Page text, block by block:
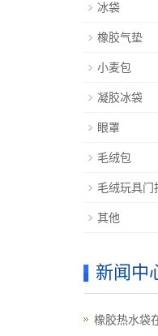
冰袋
橡胶气垫
小麦包
凝胶冰袋
眼罩
毛绒包
毛绒玩具门
其他
新闻中
橡胶热水袋